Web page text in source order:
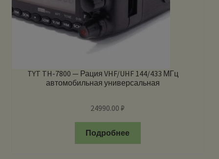
TYT TH-7800 — Рация VHF/UHF 144/433 МГц
автомобильная универсальная
24990.00₽
Подробнее